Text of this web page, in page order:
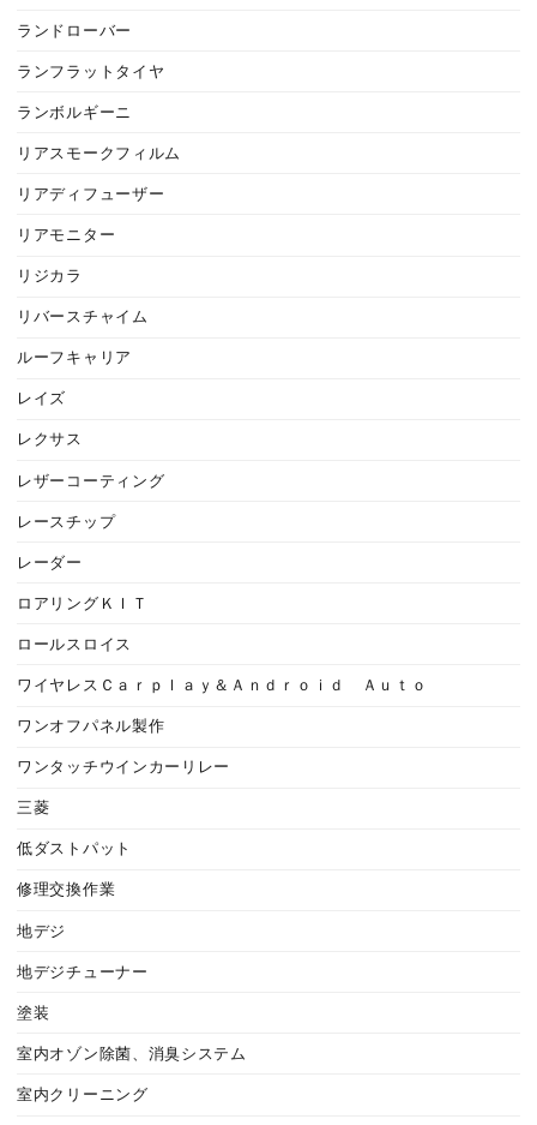
ランドローバー
ランフラットタイヤ
ランボルギーニ
リアスモークフィルム
リアディフューザー
リアモニター
リジカラ
リバースチャイム
ルーフキャリア
レイズ
レクサス
レザーコーティング
レースチップ
レーダー
ロアリングＫＩＴ
ロールスロイス
ワイヤレスＣａｒｐｌａｙ＆Ａｎｄｒｏｉｄ Ａｕｔｏ
ワンオフパネル製作
ワンタッチウインカーリレー
三菱
低ダストパット
修理交換作業
地デジ
地デジチューナー
塗装
室内オゾン除菌、消臭システム
室内クリーニング